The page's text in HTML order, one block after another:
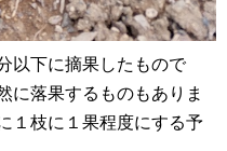
以下に摘果したもので
に落果するものもありま
１枝に１果程度にする予